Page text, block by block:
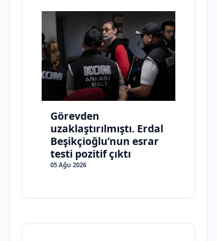
Görevden
uzaklaştırılmıştı. Erdal
Beşikçioğlu’nun esrar
testi pozitif çıktı
05 Ağu 2026